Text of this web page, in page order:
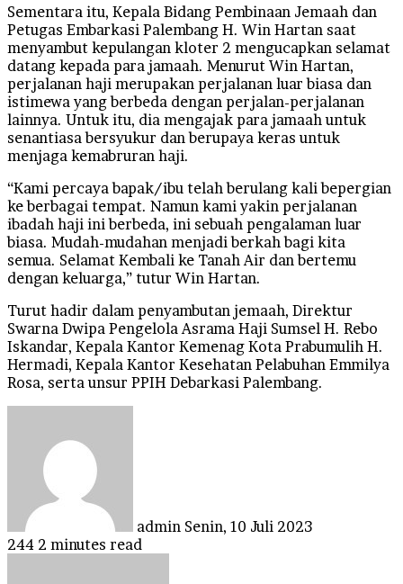
Sementara itu, Kepala Bidang Pembinaan Jemaah dan
Petugas Embarkasi Palembang H. Win Hartan saat
menyambut kepulangan kloter 2 mengucapkan selamat
datang kepada para jamaah. Menurut Win Hartan,
perjalanan haji merupakan perjalanan luar biasa dan
istimewa yang berbeda dengan perjalan-perjalanan
lainnya. Untuk itu, dia mengajak para jamaah untuk
senantiasa bersyukur dan berupaya keras untuk
menjaga kemabruran haji.
“Kami percaya bapak/ibu telah berulang kali bepergian
ke berbagai tempat. Namun kami yakin perjalanan
ibadah haji ini berbeda, ini sebuah pengalaman luar
biasa. Mudah-mudahan menjadi berkah bagi kita
semua. Selamat Kembali ke Tanah Air dan bertemu
dengan keluarga,” tutur Win Hartan.
Turut hadir dalam penyambutan jemaah, Direktur
Swarna Dwipa Pengelola Asrama Haji Sumsel H. Rebo
Iskandar, Kepala Kantor Kemenag Kota Prabumulih H.
Hermadi, Kepala Kantor Kesehatan Pelabuhan Emmilya
Rosa, serta unsur PPIH Debarkasi Palembang.
admin Senin, 10 Juli 2023
244 2 minutes read